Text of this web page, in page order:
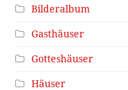
Bilderalbum
Gasthäuser
Gotteshäuser
Häuser